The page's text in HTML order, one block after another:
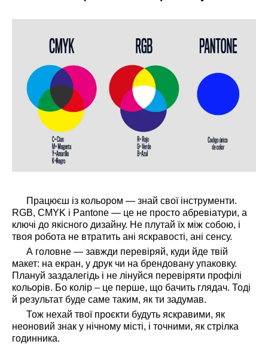
Працюєш із кольором — знай свої інструменти.
RGB, CMYK і Pantone — це не просто абревіатури, а
ключі до якісного дизайну. Не плутай їх між собою, і
твоя робота не втратить ані яскравості, ані сенсу.
А головне — завжди перевіряй, куди йде твій
макет: на екран, у друк чи на брендовану упаковку.
Плануй заздалегідь і не лінуйся перевіряти профілі
кольорів. Бо колір – це перше, що бачить глядач. Тоді
й результат буде саме таким, як ти задумав.
Тож нехай твої проєкти будуть яскравими, як
неоновий знак у нічному місті, і точними, як стрілка
годинника.